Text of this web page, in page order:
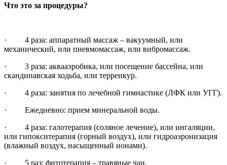
Что это за процедуры?
· 4 раза: аппаратный массаж – вакуумный, или
механический, или пневмомассаж, или вибромассаж.
· 3 раза: аквааэробика, или посещение бассейна, или
скандинавская ходьба, или терренкур.
· 4 раза: занятия по лечебной гимнастике (ЛФК или УГГ).
· Ежедневно: прием минеральной воды.
· 4 раза: галотерапия (соляное лечение), или ингаляции,
или гипокситерапия (горный воздух), или гидроаэронизация
(влажный воздух, насыщенный ионами).
· 5 раз: фитотерапия – травяные чаи.